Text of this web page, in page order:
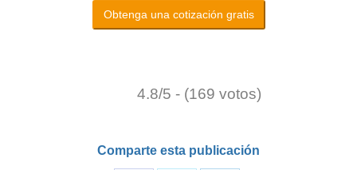
Obtenga una cotización gratis
4.8/5 - (169 votos)
Comparte esta publicación